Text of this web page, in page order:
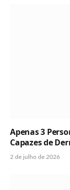
Apenas 3
Capazes de
2 de julho de 2026